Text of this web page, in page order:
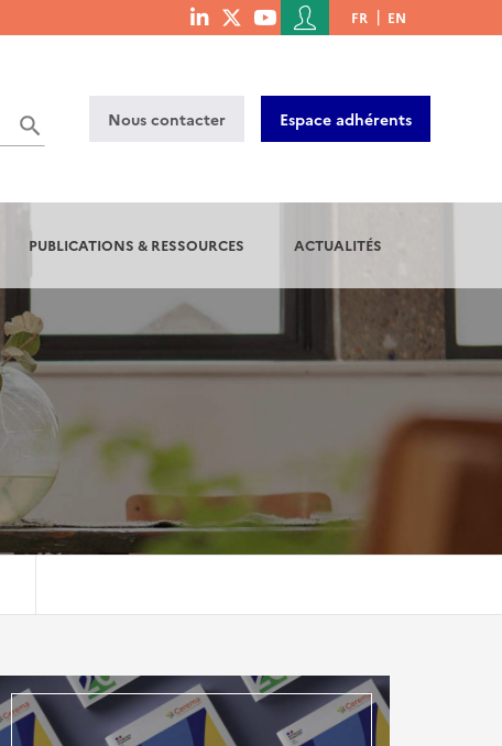
menu
Menu
du
de
l'utilisateur
FR EN
Nous contacter Espace adhérents
PUBLICATIONS & RESSOURCES ACTUALITÉS